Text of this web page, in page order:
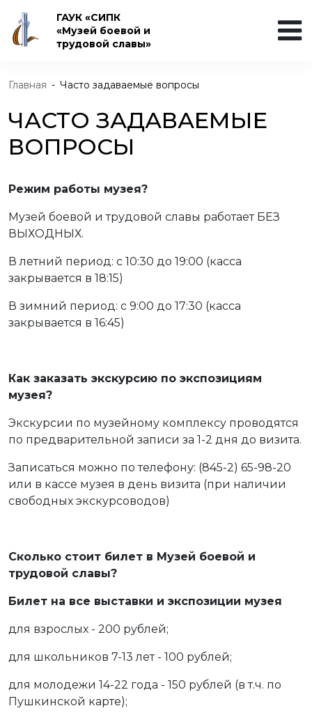
ГАУК «СИПК
«Музей боевой и
трудовой славы»
Главная - Часто задаваемые вопросы
ЧАСТО ЗАДАВАЕМЫЕ
ВОПРОСЫ
Режим работы музея?
Музей боевой и трудовой славы работает БЕЗ
ВЫХОДНЫХ.
В летний период: с 10:30 до 19:00 (касса
закрывается в 18:15)
В зимний период: с 9:00 до 17:30 (касса
закрывается в 16:45)
Как заказать экскурсию по экспозициям
музея?
Экскурсии по музейному комплексу проводятся
по предварительной записи за 1-2 дня до визита.
Записаться можно по телефону: (845-2) 65-98-20
или в кассе музея в день визита (при наличии
свободных экскурсоводов)
Сколько стоит билет в Музей боевой и
трудовой славы?
Билет на все выставки и экспозиции музея
для взрослых - 200 рублей;
для школьников 7-13 лет - 100 рублей;
для молодежи 14-22 года - 150 рублей (в т.ч. по
Пушкинской карте);